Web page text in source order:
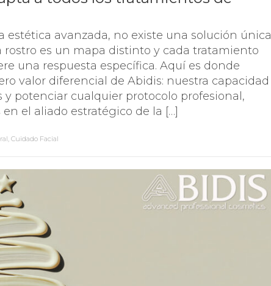
estética avanzada, no existe una solución única
rostro es un mapa distinto y cada tratamiento
una respuesta específica. Aquí es donde
valor diferencial de Abidis: nuestra capacidad
y potenciar cualquier protocolo profesional,
el aliado estratégico de la […]
,Cuidado Facial